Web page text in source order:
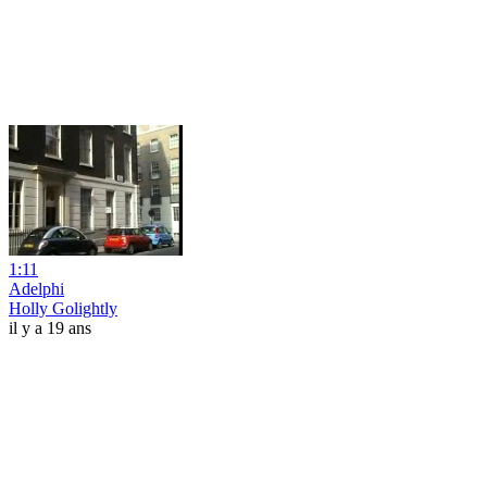
1:11
Adelphi
Holly Golightly
il y a 19 ans